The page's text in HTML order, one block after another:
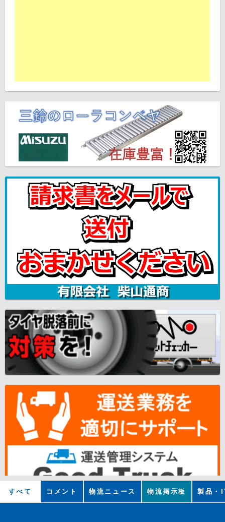
すべて コメント 物流ニュース 物流掲示板 製品・